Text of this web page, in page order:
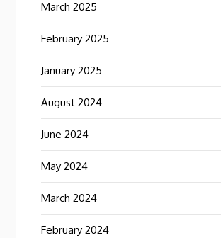
March 2025
February 2025
January 2025
August 2024
June 2024
May 2024
March 2024
February 2024